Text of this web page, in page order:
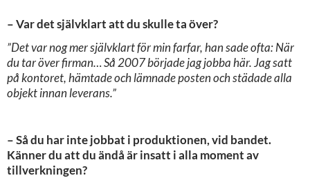
– Var det självklart att du skulle ta över?
”Det var nog mer självklart för min farfar, han sade ofta: När
du tar över firman… Så 2007 började jag jobba här. Jag satt
på kontoret, hämtade och lämnade posten och städade alla
objekt innan leverans.”
– Så du har inte jobbat i produktionen, vid bandet.
Känner du att du ändå är insatt i alla moment av
tillverkningen?